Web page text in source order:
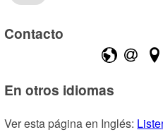
Contacto
En otros idiomas
Ver esta página en Inglés: